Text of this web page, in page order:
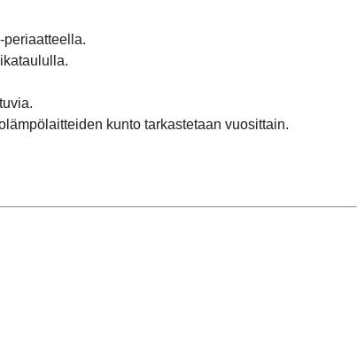
periaatteella.
kunto tarkastetaan vuosittain.